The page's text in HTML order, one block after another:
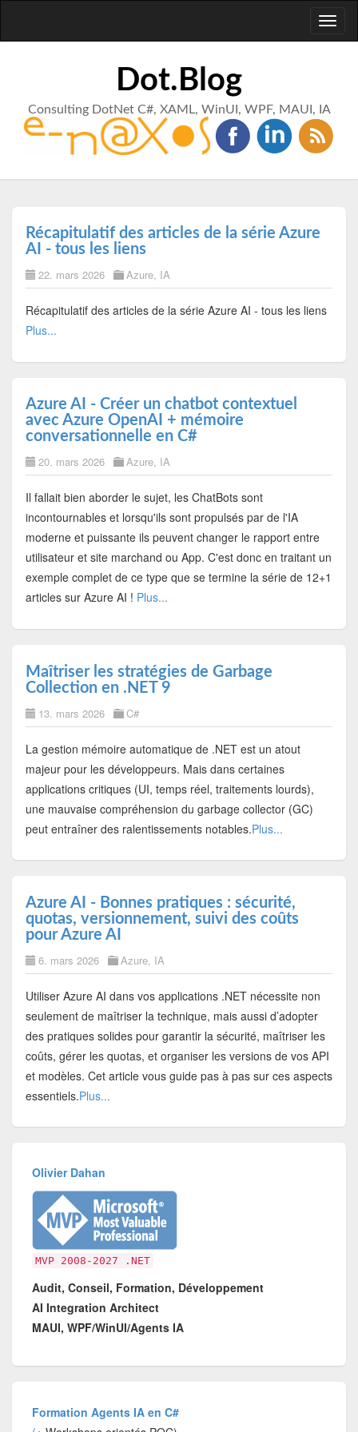
Dot.Blog
Consulting DotNet C#, XAML, WinUI, WPF, MAUI, IA
Récapitulatif des articles de la série Azure
AI - tous les liens
22. mars 2026 Azure, IA
Récapitulatif des articles de la série Azure AI - tous les liens
Plus...
Azure AI - Créer un chatbot contextuel
avec Azure OpenAI + mémoire
conversationnelle en C#
20. mars 2026 Azure, IA
Il fallait bien aborder le sujet, les ChatBots sont
incontournables et lorsqu'ils sont propulsés par de l'IA
moderne et puissante ils peuvent changer le rapport entre
utilisateur et site marchand ou App. C'est donc en traitant un
exemple complet de ce type que se termine la série de 12+1
articles sur Azure AI ! Plus...
Maîtriser les stratégies de Garbage
Collection en .NET 9
13. mars 2026 C#
La gestion mémoire automatique de .NET est un atout
majeur pour les développeurs. Mais dans certaines
applications critiques (UI, temps réel, traitements lourds),
une mauvaise compréhension du garbage collector (GC)
peut entraîner des ralentissements notables.Plus...
Azure AI - Bonnes pratiques : sécurité,
quotas, versionnement, suivi des coûts
pour Azure AI
6. mars 2026 Azure, IA
Utiliser Azure AI dans vos applications .NET nécessite non
seulement de maîtriser la technique, mais aussi d’adopter
des pratiques solides pour garantir la sécurité, maîtriser les
coûts, gérer les quotas, et organiser les versions de vos API
et modèles. Cet article vous guide pas à pas sur ces aspects
essentiels.Plus...
Olivier Dahan
MVP 2008-2027 .NET
Audit, Conseil, Formation, Développement
AI Integration Architect
MAUI, WPF/WinUI/Agents IA
Formation Agents IA en C#